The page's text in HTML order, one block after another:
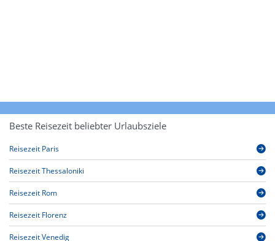
Beste Reisezeit beliebter Urlaubsziele
Reisezeit Paris
Reisezeit Thessaloniki
Reisezeit Rom
Reisezeit Florenz
Reisezeit Venedig